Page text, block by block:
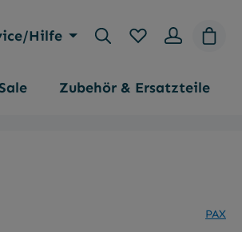
Hilfe Du hast 0
Sale Zubehör & Ersatzteile
PAX